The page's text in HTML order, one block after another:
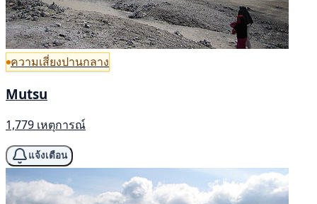
ความเสี่ยงปานกลาง
Mutsu
1,779 เหตุการณ์
แจ้งเตือน